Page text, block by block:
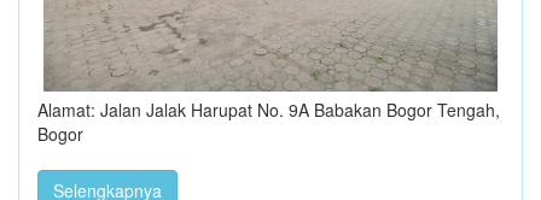
Alamat: Jalan Jalak Harupat No. 9A Babakan Bogor Tengah,
Bogor
Selengkapnya